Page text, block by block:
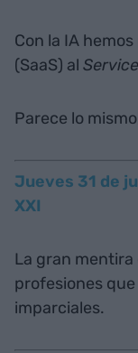
Con la IA
(SaaS) al
Parece lo
Jueves 31 de
XXI
La gran mentira
profesiones
imparciales.